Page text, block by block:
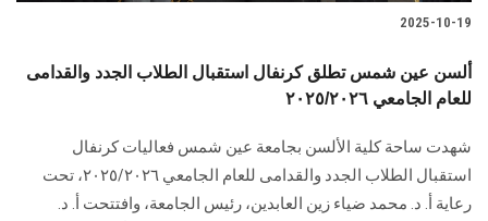
2025-10-19
ألسن عين شمس تطلق كرنفال استقبال الطلاب الجدد والقدامى
للعام الجامعي ٢٠٢٥/٢٠٢٦
شهدت ساحة كلية الألسن بجامعة عين شمس فعاليات كرنفال
استقبال الطلاب الجدد والقدامى للعام الجامعي ٢٠٢٥/٢٠٢٦، تحت
رعاية أ. د. محمد ضياء زين العابدين، رئيس الجامعة، وافتتحت أ. د.